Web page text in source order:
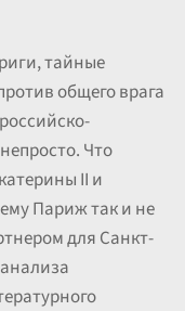
тайные
общего врага
Что
II и
Париж так и не
для Санкт-